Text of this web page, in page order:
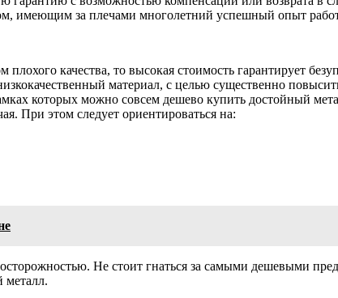
имеющим за плечами многолетний успешный опыт
качества, то высокая стоимость гарантирует
материал, с целью существенно
которых можно совсем дешево купить достойный
При этом следует ориентироваться на:
Не стоит гнаться за самыми дешевыми